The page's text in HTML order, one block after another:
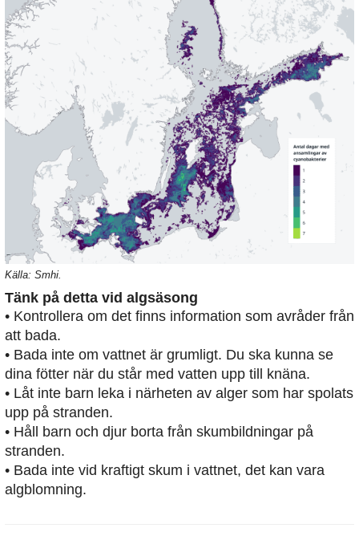
Källa: Smhi.
Tänk på detta vid algsäsong
• Kontrollera om det finns information som avråder från
att bada.
• Bada inte om vattnet är grumligt. Du ska kunna se
dina fötter när du står med vatten upp till knäna.
• Låt inte barn leka i närheten av alger som har spolats
upp på stranden.
• Håll barn och djur borta från skumbildningar på
stranden.
• Bada inte vid kraftigt skum i vattnet, det kan vara
algblomning.